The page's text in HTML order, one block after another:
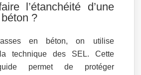
l’étanchéité d’une
?
en béton, on utilise
technique des SEL. Cette
permet de protéger